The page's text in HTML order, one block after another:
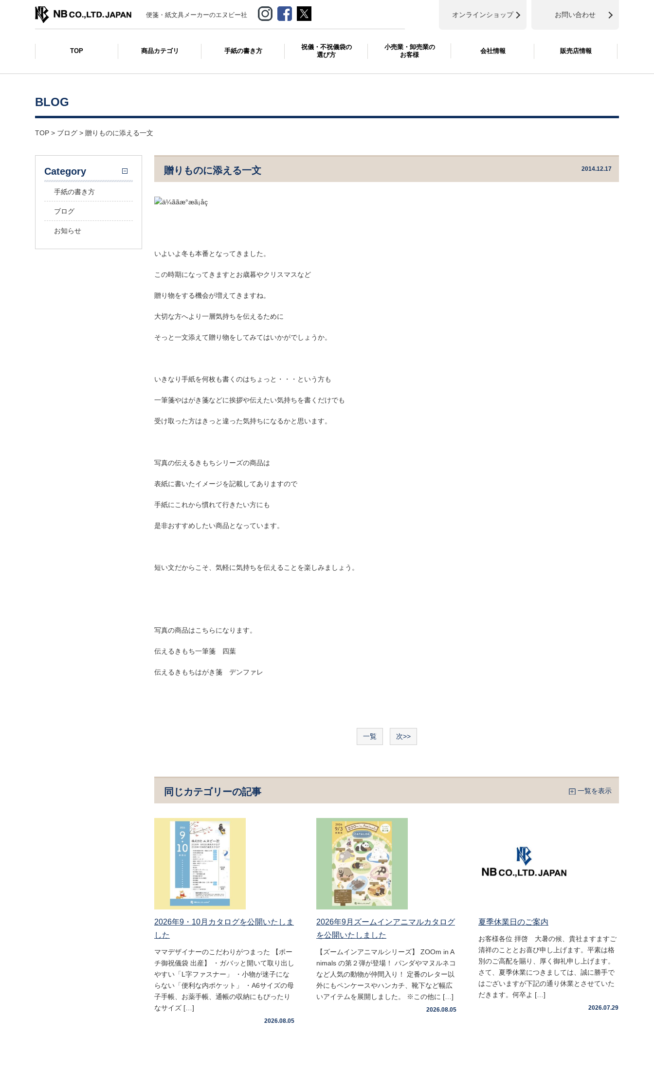
便箋・紙文具メーカーのエヌビー社 お問い合わせ
オンラインショップ
TOP 商品カテゴリ 手紙の書き方
祝儀・不祝儀袋の
選び方
小売業・卸売業の
お客様
会社情報 販売店情報
BLOG
TOP > ブログ > 贈りものに添える一文
贈りものに添える一文 2014.12.17
いよいよ冬も本番となってきました。
この時期になってきますとお歳暮やクリスマスなど
贈り物をする機会が増えてきますね。
大切な方へより一層気持ちを伝えるために
そっと一文添えて贈り物をしてみてはいかがでしょうか。
いきなり手紙を何枚も書くのはちょっと・・・という方も
一筆箋やはがき箋などに挨拶や伝えたい気持ちを書くだけでも
受け取った方はきっと違った気持ちになるかと思います。
写真の伝えるきもちシリーズの商品は
表紙に書いたイメージを記載してありますので
手紙にこれから慣れて行きたい方にも
是非おすすめしたい商品となっています。
短い文だからこそ、気軽に気持ちを伝えることを楽しみましょう。
写真の商品はこちらになります。
伝えるきもち一筆箋 四葉
伝えるきもちはがき箋 デンファレ
一覧 次>>
同じカテゴリーの記事 一覧を表示
2026年9・10月カタログを公開いたしま
した
ママデザイナーのこだわりがつまった 【ポー
チ御祝儀袋 出産】 ・ガバッと開いて取り出し
やすい「L字ファスナー」 ・小物が迷子にな
らない「便利な内ポケット」 ・A6サイズの母
子手帳、お薬手帳、通帳の収納にもぴったり
なサイズ […]
2026.08.05
2026年9月ズームインアニマルカタログ
を公開いたしました
【ズームインアニマルシリーズ】 ZOOm in A
nimals の第２弾が登場！ パンダやマヌルネコ
など人気の動物が仲間入り！ 定番のレター以
外にもペンケースやハンカチ、靴下など幅広
いアイテムを展開しました。 ※この他に […]
2026.08.05
夏季休業日のご案内
お客様各位 拝啓 大暑の候、貴社ますますご
清祥のこととお喜び申し上げます。平素は格
別のご高配を賜り、厚く御礼申し上げます。
さて、夏季休業につきましては、誠に勝手で
はございますが下記の通り休業とさせていた
だきます。何卒よ […]
2026.07.29
Category
手紙の書き方
ブログ
お知らせ